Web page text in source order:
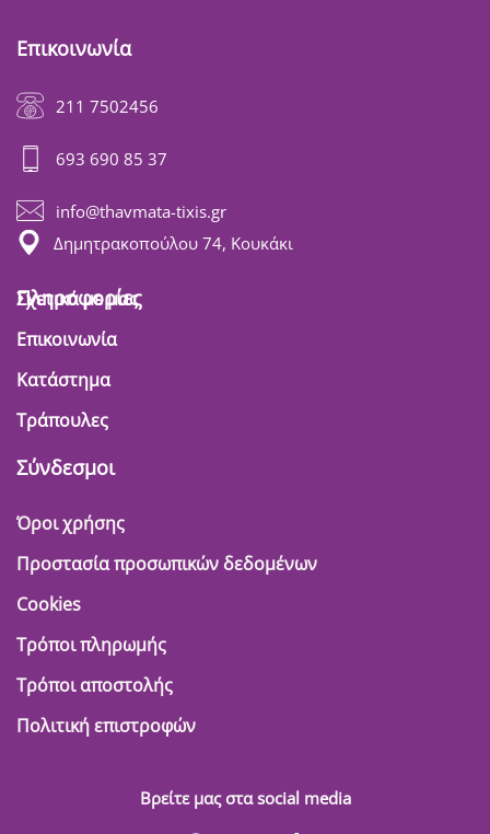
Επικοινωνία
211 7502456
693 690 85 37
info@thavmata-tixis.gr
Δημητρακοπούλου 74, Κουκάκι
Πληροφορίες
Σχετικά με μας
Επικοινωνία
Κατάστημα
Τράπουλες
Σύνδεσμοι
Όροι χρήσης
Προστασία προσωπικών δεδομένων
Cookies
Τρόποι πληρωμής
Τρόποι αποστολής
Πολιτική επιστροφών
Βρείτε μας στα social media